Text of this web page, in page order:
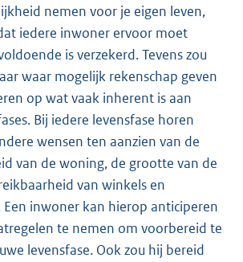
nemen voor je eigen leven,
iedere inwoner ervoor moet
is verzekerd. Tevens zou
waar mogelijk rekenschap geven
op wat vaak inherent is aan
Bij iedere levensfase horen
wensen ten aanzien van de
van de woning, de grootte van de
van winkels en
inwoner kan hierop anticiperen
te nemen om voorbereid te
levensfase. Ook zou hij bereid